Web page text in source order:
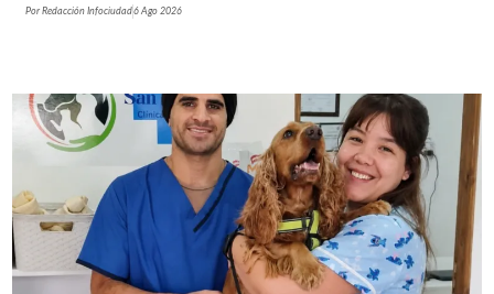
PorRedacción Infociudad6 Ago 2026